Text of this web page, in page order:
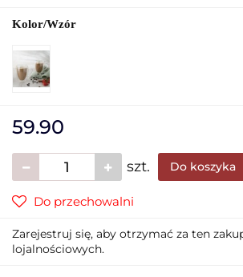
Kolor/Wzór
59.90
szt. Do koszyka
Do przechowalni
Zarejestruj się, aby otrzymać za ten
lojalnościowych.